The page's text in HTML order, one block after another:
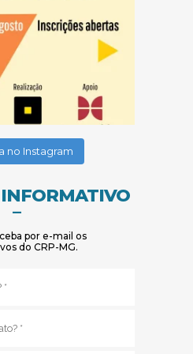
no Instagram
–
por e-mail os
do CRP-MG.
mail